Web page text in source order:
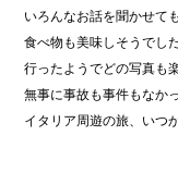
いろんなお話を聞かせて
食べ物も美味しそうでし
行ったようでどの写真も
無事に事故も事件もなか
イタリア周遊の旅、いつ